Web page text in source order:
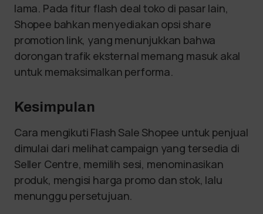
lama. Pada fitur flash deal toko di pasar lain,
Shopee bahkan menyediakan opsi share
promotion link, yang menunjukkan bahwa
dorongan trafik eksternal memang masuk akal
untuk memaksimalkan performa.
Kesimpulan
Cara mengikuti Flash Sale Shopee untuk penjual
dimulai dari melihat campaign yang tersedia di
Seller Centre, memilih sesi, menominasikan
produk, mengisi harga promo dan stok, lalu
menunggu persetujuan.